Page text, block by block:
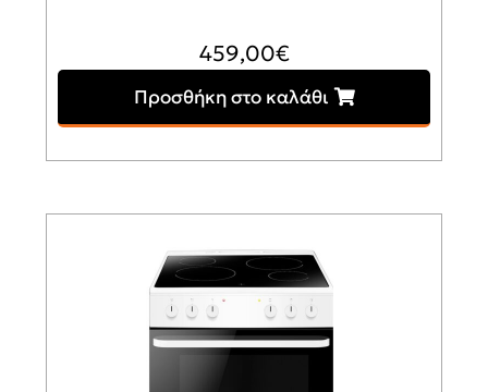
459,00€
Προσθήκη στο καλάθι